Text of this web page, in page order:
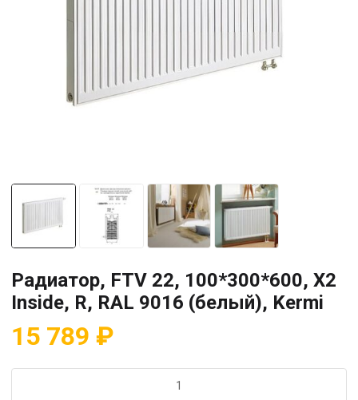
Радиатор, FTV 22, 100*300*600, X2
Inside, R, RAL 9016 (белый), Kermi
15 789 ₽